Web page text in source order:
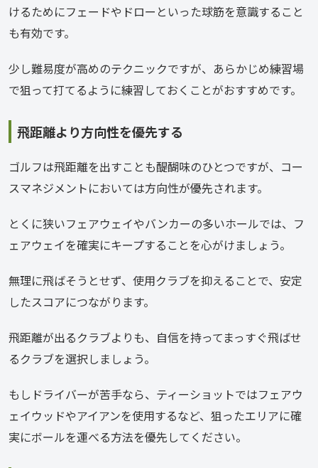
けるためにフェードやドローといった球筋を意識すること
も有効です。
少し難易度が高めのテクニックですが、あらかじめ練習場
で狙って打てるように練習しておくことがおすすめです。
飛距離より方向性を優先する
ゴルフは飛距離を出すことも醍醐味のひとつですが、コー
スマネジメントにおいては方向性が優先されます。
とくに狭いフェアウェイやバンカーの多いホールでは、フ
ェアウェイを確実にキープすることを心がけましょう。
無理に飛ばそうとせず、使用クラブを抑えることで、安定
したスコアにつながります。
飛距離が出るクラブよりも、自信を持ってまっすぐ飛ばせ
るクラブを選択しましょう。
もしドライバーが苦手なら、ティーショットではフェアウ
ェイウッドやアイアンを使用するなど、狙ったエリアに確
実にボールを運べる方法を優先してください。